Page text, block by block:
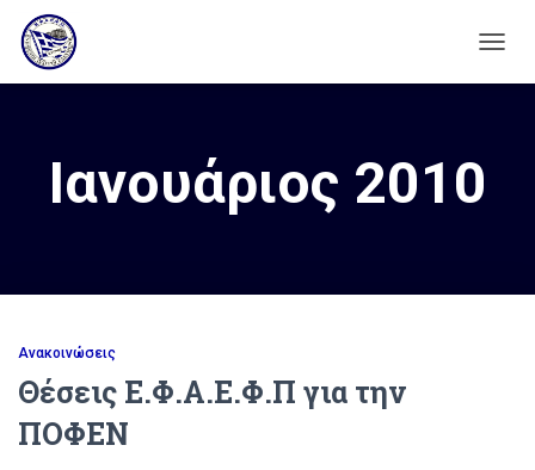
Ιανουάριος 2010
Ανακοινώσεις
Θέσεις Ε.Φ.Α.Ε.Φ.Π για την
ΠΟΦΕΝ